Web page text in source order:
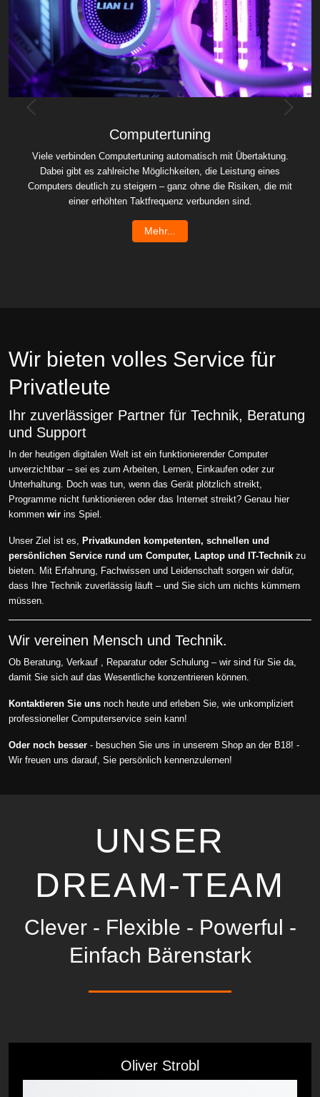
Computertuning
Viele verbinden Computertuning automatisch mit Übertaktung.
Dabei gibt es zahlreiche Möglichkeiten, die Leistung eines
Computers deutlich zu steigern – ganz ohne die Risiken, die mit
einer erhöhten Taktfrequenz verbunden sind.
Mehr...
Wir bieten volles Service für
Privatleute
Ihr zuverlässiger Partner für Technik, Beratung
und Support
In der heutigen digitalen Welt ist ein funktionierender Computer
unverzichtbar – sei es zum Arbeiten, Lernen, Einkaufen oder zur
Unterhaltung. Doch was tun, wenn das Gerät plötzlich streikt,
Programme nicht funktionieren oder das Internet streikt? Genau hier
kommen wir ins Spiel.
Unser Ziel ist es, Privatkunden kompetenten, schnellen und
persönlichen Service rund um Computer, Laptop und IT-Technik zu
bieten. Mit Erfahrung, Fachwissen und Leidenschaft sorgen wir dafür,
dass Ihre Technik zuverlässig läuft – und Sie sich um nichts kümmern
müssen.
Wir vereinen Mensch und Technik.
Ob Beratung, Verkauf , Reparatur oder Schulung – wir sind für Sie da,
damit Sie sich auf das Wesentliche konzentrieren können.
Kontaktieren Sie uns noch heute und erleben Sie, wie unkompliziert
professioneller Computerservice sein kann!
Oder noch besser - besuchen Sie uns in unserem Shop an der B18! -
Wir freuen uns darauf, Sie persönlich kennenzulernen!
UNSER
DREAM-TEAM
Clever - Flexible - Powerful -
Einfach Bärenstark
Oliver Strobl